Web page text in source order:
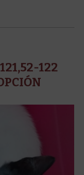
122